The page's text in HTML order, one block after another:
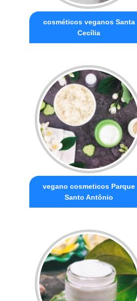
cosméticos veganos Santa
Cecília
vegano cosmeticos Parque
Santo Antônio